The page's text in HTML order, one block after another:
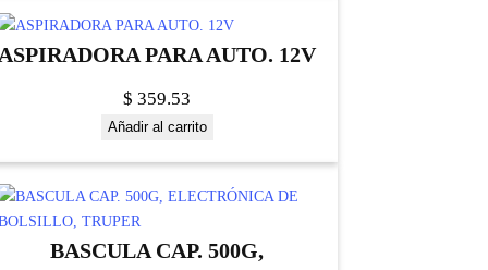
PARA AUTO. 12V
$ 359.53
Añadir al carrito
BASCULA CAP. 500G,